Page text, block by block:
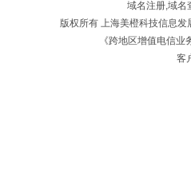
域名注册,域名
版权所有 上海美橙科技信息
《跨地区增值电信
客